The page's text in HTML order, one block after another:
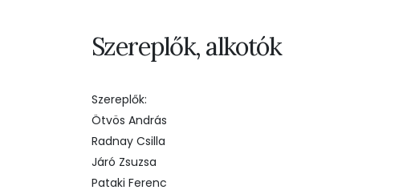
Szereplők, alkotók
Szereplők:
Ötvös András
Radnay Csilla
Járó Zsuzsa
Pataki Ferenc